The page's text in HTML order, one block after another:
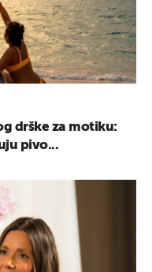
drške za motiku:
pivo...